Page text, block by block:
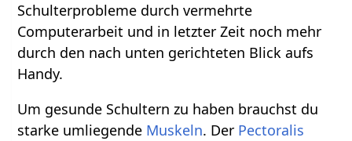
Schulterprobleme durch vermehrte
Computerarbeit und in letzter Zeit noch mehr
durch den nach unten gerichteten Blick aufs
Handy.
Um gesunde Schultern zu haben brauchst du
starke umliegende Muskeln. Der Pectoralis